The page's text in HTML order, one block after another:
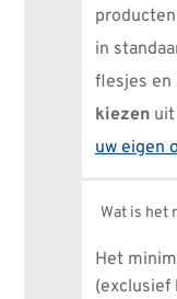
in
kiezen uit
uw eigen
Wat is het
Het
(exclusief